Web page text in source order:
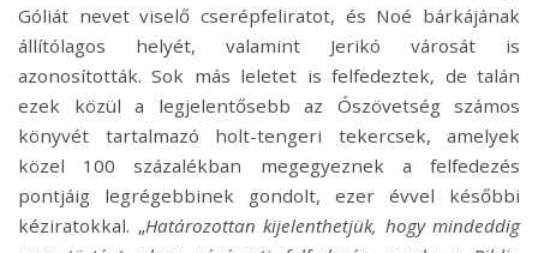
Góliát nevet viselő cserépfeliratot, és Noé bárkájának
állítólagos helyét, valamint Jerikó városát is
azonosították. Sok más leletet is felfedeztek, de talán
ezek közül a legjelentősebb az Ószövetség számos
könyvét tartalmazó holt-tengeri tekercsek, amelyek
közel 100 százalékban megegyeznek a felfedezés
pontjáig legrégebbinek gondolt, ezer évvel későbbi
kéziratokkal. „Határozottan kijelenthetjük, hogy mindeddig